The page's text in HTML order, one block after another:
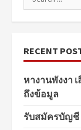
for:
RECENT
หางานพังงา
ถึงข้อมูล
รับสมัครบัญชี